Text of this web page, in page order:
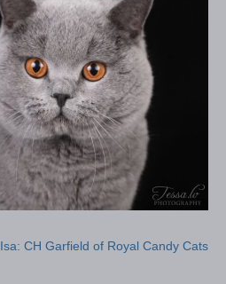
Isa: CH Garfield of Royal Candy Cats